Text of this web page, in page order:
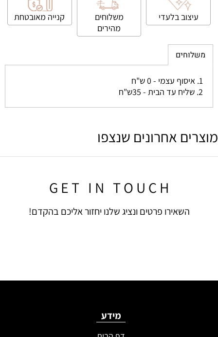
עיצוב בלעדי
משלוחים
מהירים
קנייה מאובטחת
משלוחים
1. איסוף עצמי - 0 ש"ח
2. שליח עד הבית - 35ש"ח
מוצרים אחרונים שנצפו
G E T I N T O U C H
השאירו פרטים ונציג שלנו יחזור אליכם בהקדם!
מידע